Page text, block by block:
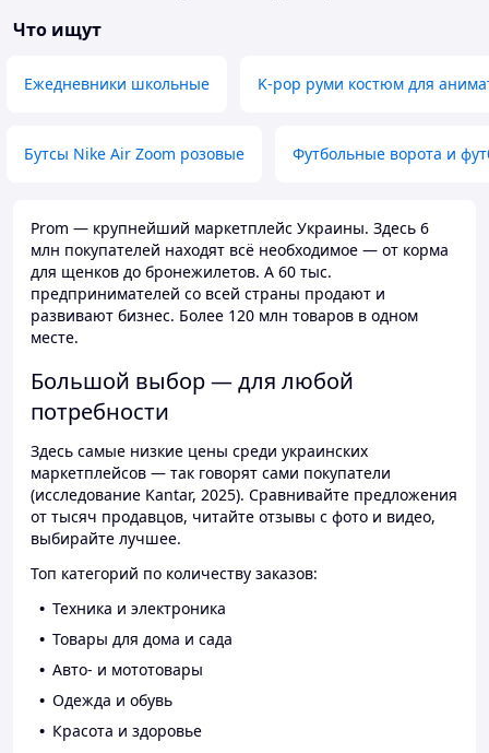
телефонов
Что ищут
Ежедневники школьные K-pop руми костюм для
Бутсы Nike Air Zoom розовые Футбольные ворота и
Prom — крупнейший маркетплейс Украины. Здесь 6
млн покупателей находят всё необходимое — от корма
для щенков до бронежилетов. А 60 тыс.
предпринимателей со всей страны продают и
развивают бизнес. Более 120 млн товаров в одном
месте.
Большой выбор — для любой
потребности
Здесь самые низкие цены среди украинских
маркетплейсов — так говорят сами покупатели
(исследование Kantar, 2025). Сравнивайте предложения
от тысяч продавцов, читайте отзывы с фото и видео,
выбирайте лучшее.
Топ категорий по количеству заказов:
Техника и электроника
Товары для дома и сада
Авто- и мототовары
Одежда и обувь
Красота и здоровье